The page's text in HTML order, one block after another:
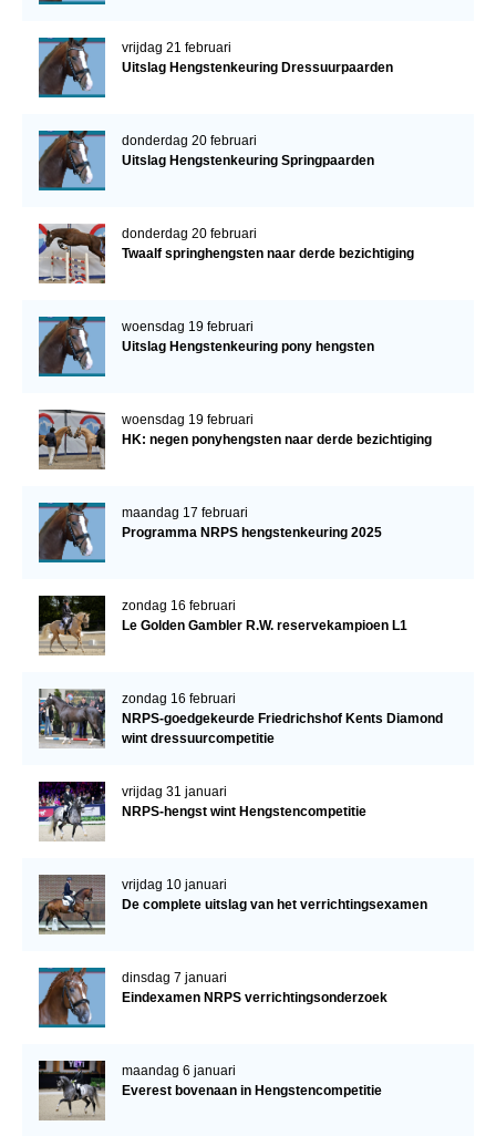
vrijdag 21 februari
Uitslag Hengstenkeuring Dressuurpaarden
donderdag 20 februari
Uitslag Hengstenkeuring Springpaarden
donderdag 20 februari
Twaalf springhengsten naar derde bezichtiging
woensdag 19 februari
Uitslag Hengstenkeuring pony hengsten
woensdag 19 februari
HK: negen ponyhengsten naar derde bezichtiging
maandag 17 februari
Programma NRPS hengstenkeuring 2025
zondag 16 februari
Le Golden Gambler R.W. reservekampioen L1
zondag 16 februari
NRPS-goedgekeurde Friedrichshof Kents Diamond
wint dressuurcompetitie
vrijdag 31 januari
NRPS-hengst wint Hengstencompetitie
vrijdag 10 januari
De complete uitslag van het verrichtingsexamen
dinsdag 7 januari
Eindexamen NRPS verrichtingsonderzoek
maandag 6 januari
Everest bovenaan in Hengstencompetitie